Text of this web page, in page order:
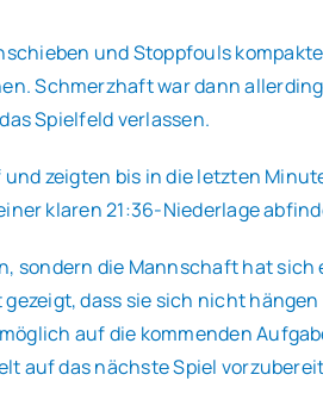
und Stoppfouls
Schmerzhaft war dann
Spielfeld verlassen.
zeigten bis in die letzten
klaren 21:36-Niederlage
sondern die Mannschaft hat sich
dass sie sich nicht
auf die kommenden
auf das nächste Spiel